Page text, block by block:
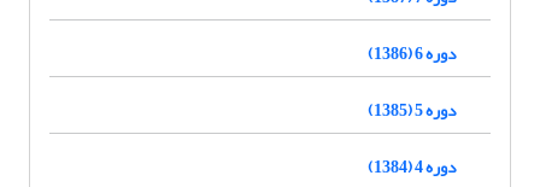
دوره 6 (1386)
دوره 5 (1385)
دوره 4 (1384)